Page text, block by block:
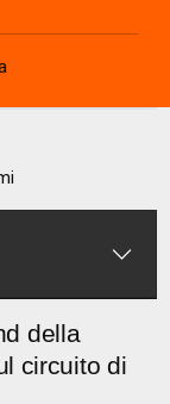
della
circuito di